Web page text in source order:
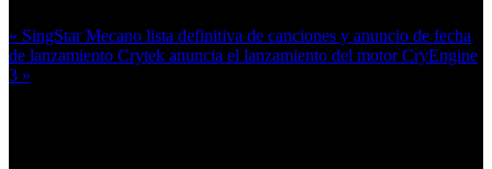
« SingStar Mecano lista definitiva de canciones y anuncio de fecha
de lanzamiento Crytek anuncia el lanzamiento del motor CryEngine
3 »